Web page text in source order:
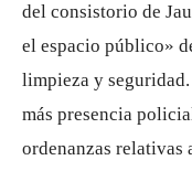
del consistorio de
el espacio público»
limpieza y
más presencia
ordenanzas relativas